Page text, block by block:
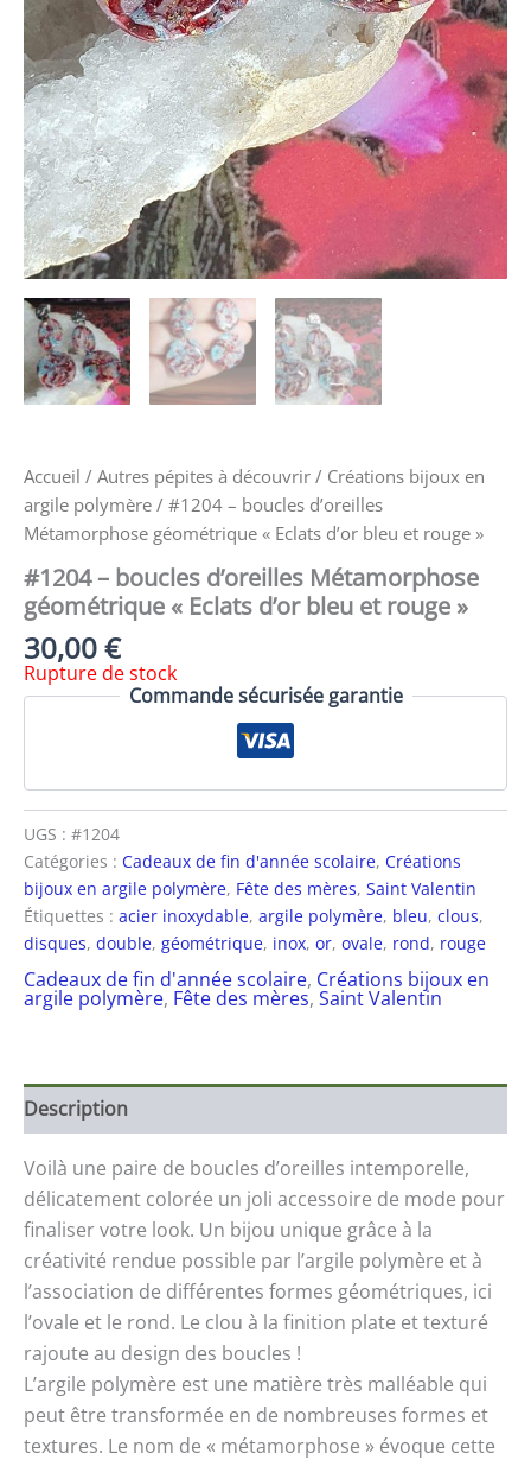
Accueil / Autres pépites à découvrir / Créations bijoux en
argile polymère / #1204 – boucles d’oreilles
Métamorphose géométrique « Eclats d’or bleu et rouge »
#1204 – boucles d’oreilles Métamorphose
géométrique « Eclats d’or bleu et rouge »
30,00€
Rupture de stock
Commande sécurisée garantie
UGS : #1204
Catégories : Cadeaux de fin d'année scolaire, Créations
bijoux en argile polymère, Fête des mères, Saint Valentin
Étiquettes : acier inoxydable, argile polymère, bleu, clous,
disques, double, géométrique, inox, or, ovale, rond, rouge
Cadeaux de fin d'année scolaire, Créations bijoux en
argile polymère, Fête des mères, Saint Valentin
Description
Voilà une paire de boucles d’oreilles intemporelle,
délicatement colorée un joli accessoire de mode pour
finaliser votre look. Un bijou unique grâce à la
créativité rendue possible par l’argile polymère et à
l’association de différentes formes géométriques, ici
l’ovale et le rond. Le clou à la finition plate et texturé
rajoute au design des boucles !
L’argile polymère est une matière très malléable qui
peut être transformée en de nombreuses formes et
textures. Le nom de « métamorphose » évoque cette